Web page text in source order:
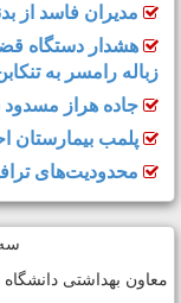
مدیران فاسد از
هشدار دستگاه
زباله رامسر به تنکابن
جاده هراز مسدود
پلمب بیمارستان
محدودیت‌های
سه شنبه 9 ارديبهشت
بهداشتی دانشگاه